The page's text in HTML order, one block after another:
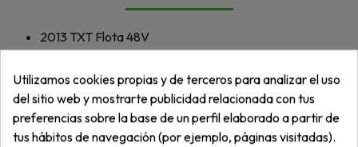
2013 TXT Flota 48V
Utilizamos cookies propias y de terceros para analizar el uso
del sitio web y mostrarte publicidad relacionada con tus
preferencias sobre la base de un perfil elaborado a partir de
tus hábitos de navegación (por ejemplo, páginas visitadas).